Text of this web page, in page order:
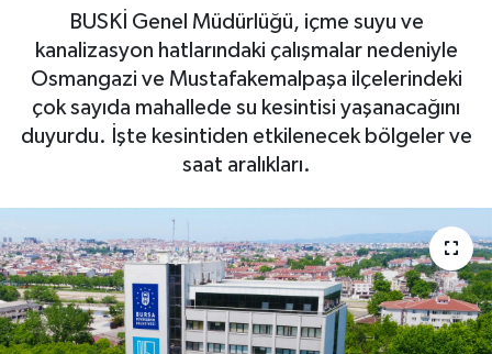
BUSKİ Genel Müdürlüğü, içme suyu ve
kanalizasyon hatlarındaki çalışmalar nedeniyle
Osmangazi ve Mustafakemalpaşa ilçelerindeki
çok sayıda mahallede su kesintisi yaşanacağını
duyurdu. İşte kesintiden etkilenecek bölgeler ve
saat aralıkları.
Magazin
Sağlık
Türkiye
Video Galeri